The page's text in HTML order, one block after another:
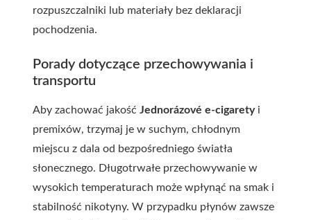
rozpuszczalniki lub materiały bez deklaracji
pochodzenia.
Porady dotyczące przechowywania i
transportu
Aby zachować jakość Jednorázové e-cigaretyi
premixów, trzymaj je w suchym, chłodnym
miejscu z dala od bezpośredniego światła
słonecznego. Długotrwałe przechowywanie w
wysokich temperaturach może wpłynąć na smak i
stabilność nikotyny. W przypadku płynów zawsze